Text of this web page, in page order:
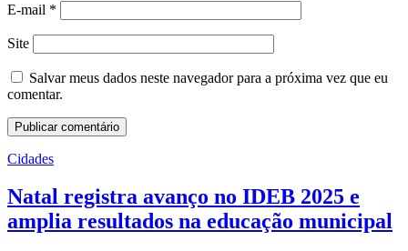
E-mail *
Site
Salvar meus dados neste navegador para a próxima vez que eu
comentar.
Cidades
Natal registra avanço no IDEB 2025 e
amplia resultados na educação municipal